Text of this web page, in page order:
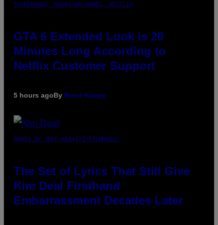
SCREENSHOT: ROCKSTAR GAMES, NETFLIX
GTA 6 Extended Look is 20
Minutes Long According to
Netflix Customer Support
5 hours agoBy Brent Koepp
PHOTO BY JEFF KRAVITZ/FILMMAGIC
The Set of Lyrics That Still Give
Kim Deal Firsthand
Embarrassment Decades Later